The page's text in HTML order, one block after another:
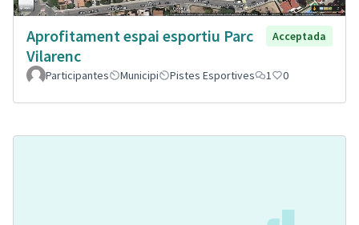
Aprofitament espai esportiu Parc
Vilarenc
Acceptada
Participantes Municipi Pistes Esportives 1 0